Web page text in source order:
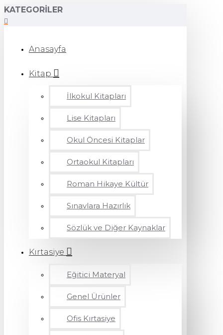
KATEGORILER
Anasayfa
Kitap
İlkokul Kitapları
Lise Kitapları
Okul Öncesi Kitaplar
Ortaokul Kitapları
Roman Hikaye Kültür
Sınavlara Hazırlık
Sözlük ve Diğer Kaynaklar
Kırtasiye
Eğitici Materyal
Genel Ürünler
Ofis Kırtasiye